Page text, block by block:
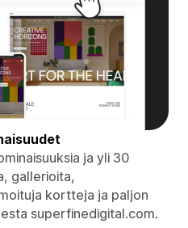
ja yli 30
gallerioita,
kortteja ja paljon
superfinedigital.com.